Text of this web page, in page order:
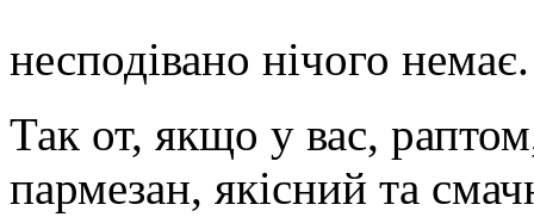
несподівано нічого
Так от, якщо у вас,
пармезан, якісний та